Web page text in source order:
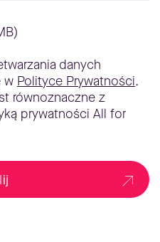
danych
w Polityce Prywatności.
równoznaczne z
prywatności All for